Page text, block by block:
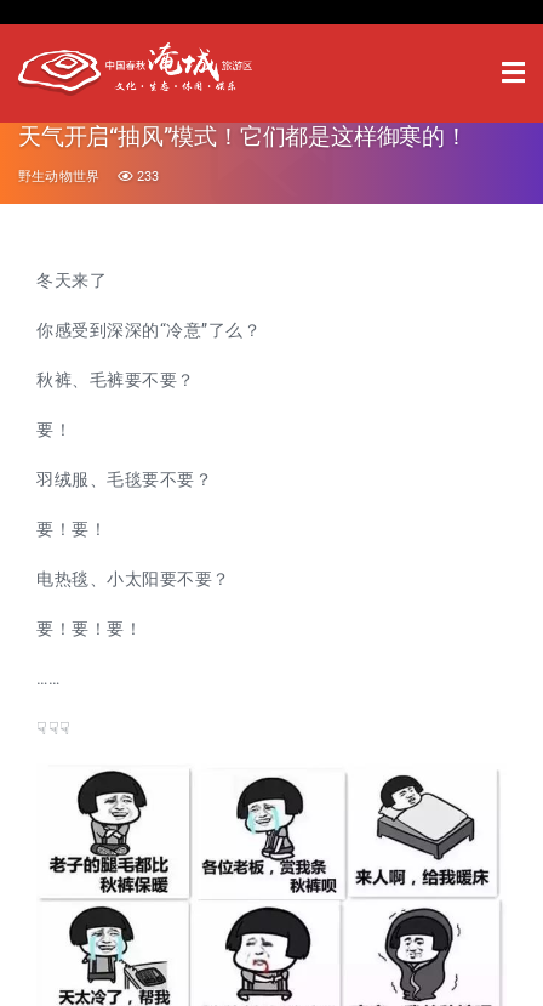
天气开启“抽风”模式！它们都是这样御寒的！
野生动物世界 233
冬天来了
你感受到深深的“冷意”了么？
秋裤、毛裤要不要？
要！
羽绒服、毛毯要不要？
要！要！
电热毯、小太阳要不要？
要！要！要！
……
☟☟☟